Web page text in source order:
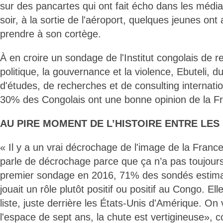
sur des pancartes qui ont fait écho dans les
soir, à la sortie de l'aéroport, quelques jeunes ont
prendre à son cortège.
À en croire un sondage de l'Institut congolais de
politique, la gouvernance et la violence, Ebuteli,
d'études, de recherches et de consulting
30% des Congolais ont une bonne opinion de la
AU PIRE MOMENT DE L’HISTOIRE ENTRE LES
« Il y a un vrai décrochage de l'image de la
parle de décrochage parce que ça n’a pas
premier sondage en 2016, 71% des sondés
jouait un rôle plutôt positif ou positif au Congo.
liste, juste derrière les États-Unis d'Amérique. On
l'espace de sept ans, la chute est vertigineuse»,